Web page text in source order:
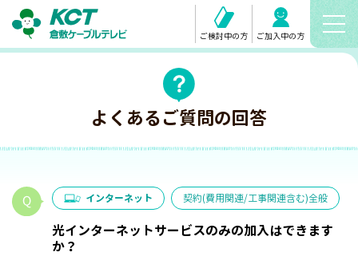
ご検討中の方 ご加入中の方
よくあるご質問の回答
インターネット 契約(費用関連/工事関連含む)全般
光インターネットサービスのみの加入はできます
か？